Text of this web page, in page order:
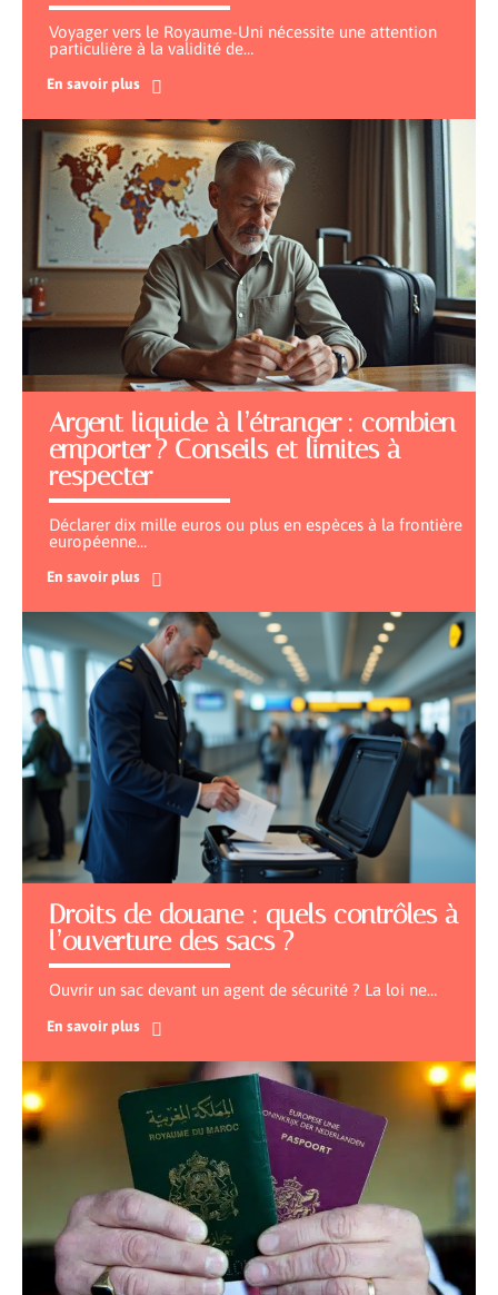
Voyager vers le Royaume-Uni nécessite une attention
particulière à la validité de…
En savoir plus
Argent liquide à l’étranger : combien
emporter ? Conseils et limites à
respecter
Déclarer dix mille euros ou plus en espèces à la frontière
européenne…
En savoir plus
Droits de douane : quels contrôles à
l’ouverture des sacs ?
Ouvrir un sac devant un agent de sécurité ? La loi ne…
En savoir plus